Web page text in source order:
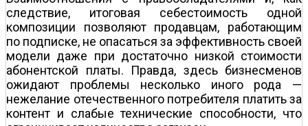
следствие, итоговая себестоимость одной
композиции позволяют продавцам, работающим
по подписке, не опасаться за эффективность своей
модели даже при достаточно низкой стоимости
абонентской платы. Правда, здесь бизнесменов
ожидают проблемы несколько иного рода —
нежелание отечественного потребителя платить за
контент и слабые технические способности, что